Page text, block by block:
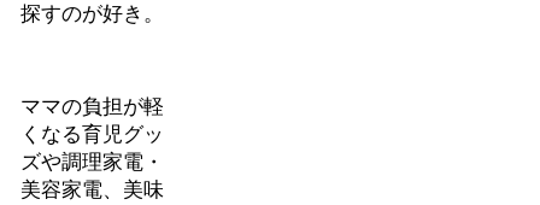
探すのが好き。
ママの負担が軽
くなる育児グッ
ズや調理家電・
美容家電、美味